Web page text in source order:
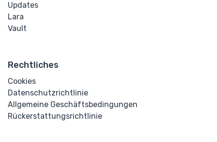
Updates
Lara
Vault
Rechtliches
Cookies
Datenschutzrichtlinie
Allgemeine Geschäftsbedingungen
Rückerstattungsrichtlinie